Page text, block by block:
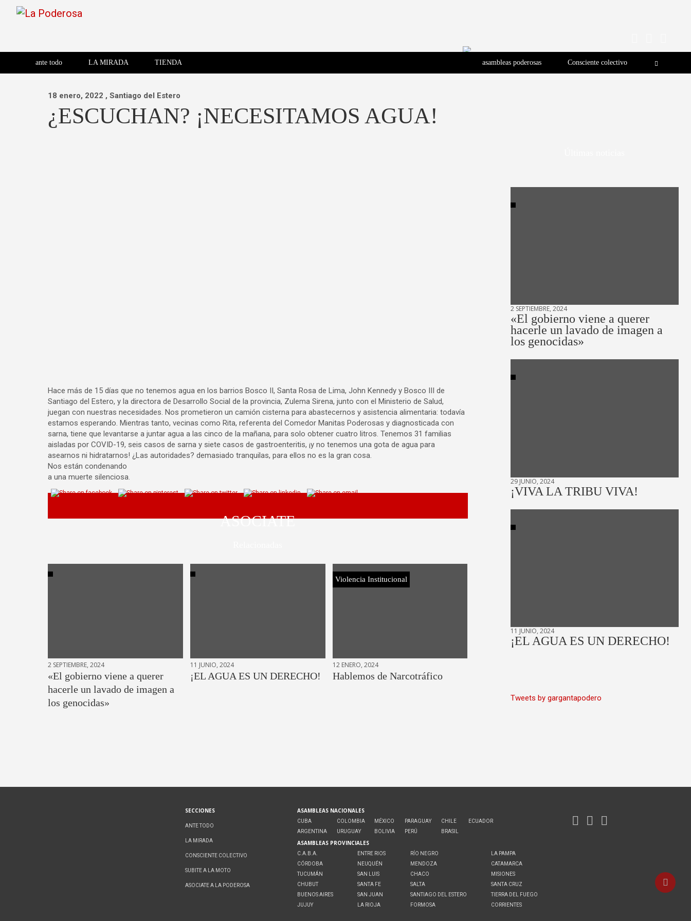
Saltar
La Poderosa
brazo literario del movimiento
La Poderosa
Revista de cultura villera, brazo literario del movimiento La Poderosa.
ante todo LA MIRADA TIENDA asambleas poderosas Consciente colectivo
18 enero, 2022 , Santiago del Estero
¿ESCUCHAN? ¡NECESITAMOS AGUA!
Hace más de 15 días que no tenemos agua en los barrios Bosco II, Santa Rosa de Lima, John Kennedy y Bosco III de
Santiago del Estero, y la directora de Desarrollo Social de la provincia, Zulema Sirena, junto con el Ministerio de Salud,
juegan con nuestras necesidades. Nos prometieron un camión cisterna para abastecernos y asistencia alimentaria: todavía
estamos esperando. Mientras tanto, vecinas como Rita, referenta del Comedor Manitas Poderosas y diagnosticada con
sarna, tiene que levantarse a juntar agua a las cinco de la mañana, para solo obtener cuatro litros. Tenemos 31 familias
aisladas por COVID-19, seis casos de sarna y siete casos de gastroenteritis, ¡y no tenemos una gota de agua para
asearnos ni hidratarnos! ¿Las autoridades? demasiado tranquilas, para ellos no es la gran cosa.
Nos están condenando
a una muerte silenciosa.
ASOCIATE
2 SEPTIEMBRE, 2024
«El gobierno viene a querer
hacerle un lavado de imagen a
los genocidas»
11 JUNIO, 2024
¡EL AGUA ES UN DERECHO!
Violencia Institucional
12 ENERO, 2024
Hablemos de Narcotráfico
2 SEPTIEMBRE, 2024
«El gobierno viene a querer
hacerle un lavado de imagen a
los genocidas»
29 JUNIO, 2024
¡VIVA LA TRIBU VIVA!
11 JUNIO, 2024
¡EL AGUA ES UN DERECHO!
Tweets by gargantapodero
SECCIONES
ANTE TODO
LA MIRADA
CONSCIENTE COLECTIVO
SUBITE A LA MOTO
ASOCIATE A LA PODEROSA
ASAMBLEAS NACIONALES
CUBA
ARGENTINA
COLOMBIA
URUGUAY
MÉXICO
BOLIVIA
PARAGUAY
PERÚ
CHILE
BRASIL
ECUADOR
ASAMBLEAS PROVINCIALES
C.A.B.A.
CÓRDOBA
TUCUMÁN
CHUBUT
BUENOS AIRES
JUJUY
ENTRE RIOS
NEUQUÉN
SAN LUIS
SANTA FE
SAN JUAN
LA RIOJA
RÍO NEGRO
MENDOZA
CHACO
SALTA
SANTIAGO DEL ESTERO
FORMOSA
LA PAMPA
CATAMARCA
MISIONES
SANTA CRUZ
TIERRA DEL FUEGO
CORRIENTES